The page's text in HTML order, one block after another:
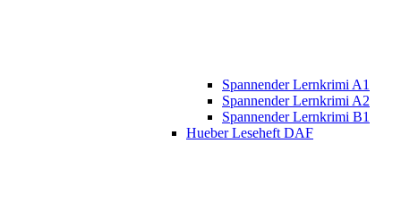
Spannender Lernkrimi A1
Spannender Lernkrimi A2
Spannender Lernkrimi B1
Hueber Leseheft DAF